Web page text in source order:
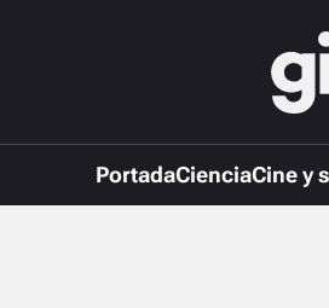
PortadaCienciaCine y